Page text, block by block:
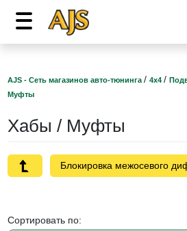
AJS - Сеть магазинов авто-тюнинга / 4х4 /
Муфты
Хабы / Муфты
Блокировка межосевого
Сортировать по: